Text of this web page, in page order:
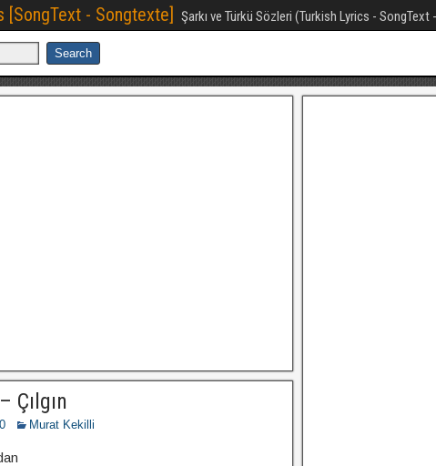
[SongText - Songtexte] Şarkı ve Türkü Sözleri (Turkish Lyrics -
Çılgın
Murat Kekilli